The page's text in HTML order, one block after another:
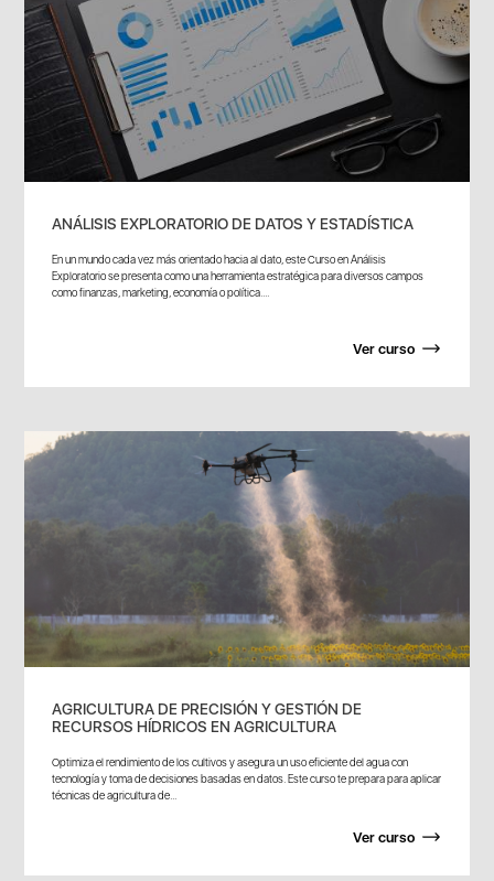
ANÁLISIS EXPLORATORIO DE DATOS Y ESTADÍSTICA
En un mundo cada vez más orientado hacia al dato, este Curso en Análisis
Exploratorio se presenta como una herramienta estratégica para diversos campos
como finanzas, marketing, economía o política....
Ver curso
AGRICULTURA DE PRECISIÓN Y GESTIÓN DE
RECURSOS HÍDRICOS EN AGRICULTURA
Optimiza el rendimiento de los cultivos y asegura un uso eficiente del agua con
tecnología y toma de decisiones basadas en datos. Este curso te prepara para aplicar
técnicas de agricultura de...
Ver curso